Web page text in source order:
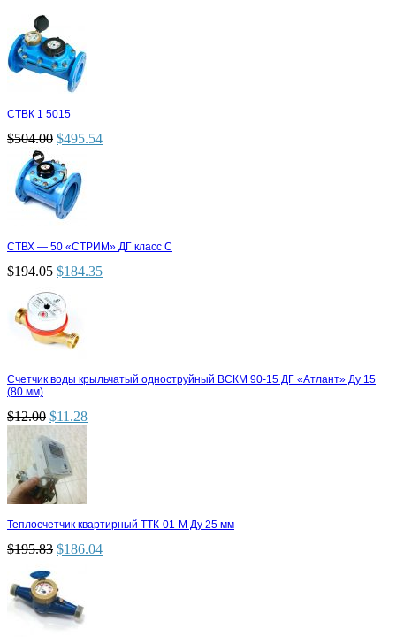
СТВК 1 5015
$504.00 $495.54
СТВХ — 50 «СТРИМ» ДГ класс С
$194.05 $184.35
Счетчик воды крыльчатый одноструйный ВСКМ 90-15 ДГ «Атлант» Ду 15
(80 мм)
$12.00 $11.28
Теплосчетчик квартирный ТТК-01-М Ду 25 мм
$195.83 $186.04